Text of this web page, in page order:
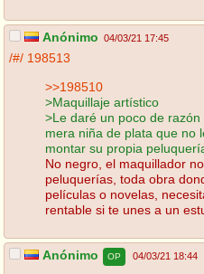
Anónimo 04/03/21 17:45
/#/ 198513
>>198510
>Maquillaje artístico
>Le daré un poco de
mera niña de plata que no
montar su propia
No negro, el maquillador
peluquerías, toda obra
películas o novelas,
rentable si te unes a un
Anónimo OP 04/03/21 18:44